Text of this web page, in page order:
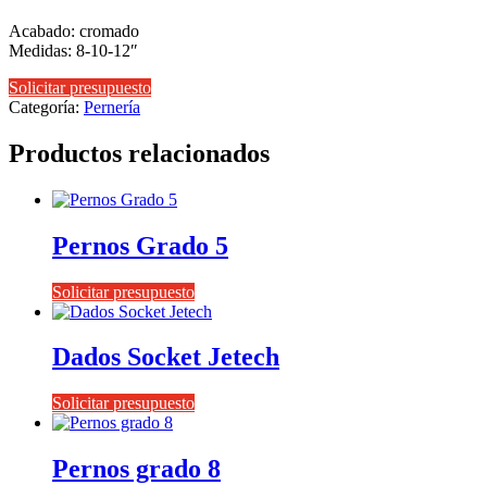
Acabado: cromado
Medidas: 8-10-12″
Solicitar presupuesto
Categoría: Pernería
Productos relacionados
Pernos Grado 5
Solicitar presupuesto
Dados Socket Jetech
Solicitar presupuesto
Pernos grado 8